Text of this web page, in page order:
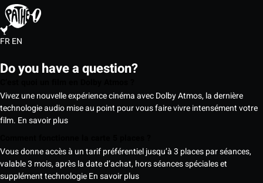
FREN
Do you have a question?
Vivez une nouvelle expérience cinéma avec Dolby Atmos, la dernière
technologie audio mise au point pour vous faire vivre intensément votre
film. En savoir plus
Vous donne accès à un tarif préférentiel jusqu’à 3 places par séances,
valable 3 mois, après la date d’achat, hors séances spéciales et
supplément technologieEn savoir plus